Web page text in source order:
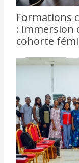
Formations
: immersion
cohorte